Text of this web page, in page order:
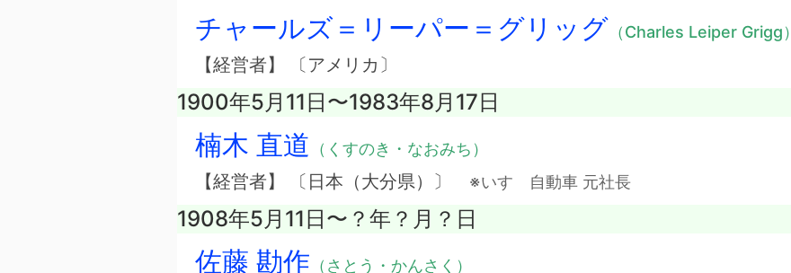
チャールズ＝リーパー＝グリッグ （Charles Leiper Grigg）
【経営者】 〔アメリカ〕
1900年5月11日〜1983年8月17日
楠木 直道 （くすのき・なおみち）
【経営者】 〔日本（大分県）〕 ※いすゞ自動車 元社長
1908年5月11日〜？年？月？日
佐藤 勘作 （さとう・かんさく）